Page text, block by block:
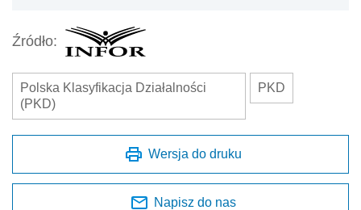
Źródło:
Polska Klasyfikacja Działalności
(PKD)
PKD
Wersja do druku
Napisz do nas